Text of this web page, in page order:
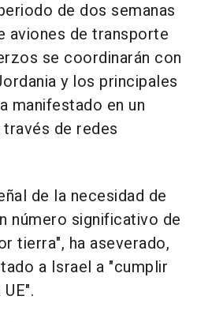
de dos semanas
aviones de transporte
se coordinarán con
y los principales
manifestado en un
de redes
de la necesidad de
número significativo de
tierra", ha aseverado,
a Israel a "cumplir